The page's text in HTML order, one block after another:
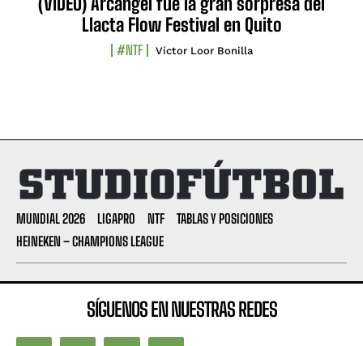
Llacta Flow Festival en Quito
#NTF Víctor Loor Bonilla
MUNDIAL 2026 LIGAPRO NTF
TABLAS Y POSICIONES
HEINEKEN – CHAMPIONS LEAGUE
SÍGUENOS EN NUESTRAS REDES